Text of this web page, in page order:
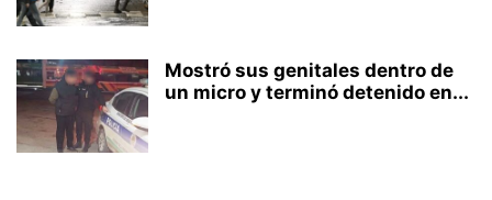
Mostró sus genitales dentro de
un micro y terminó detenido en...